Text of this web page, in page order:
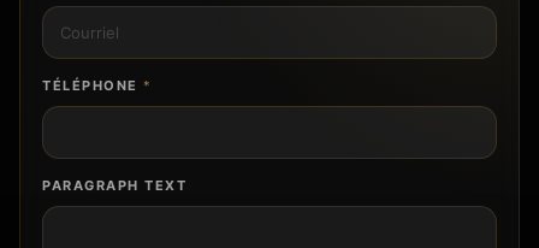
TÉLÉPHONE *
PARAGRAPH TEXT